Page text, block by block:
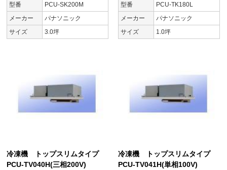
型番
PCU-SK200M
メーカー
パナソニック
サイズ
3.0坪
型番
PCU-TK180L
メーカー
パナソニック
サイズ
1.0坪
冷凍機 トップスリムタイプ
PCU-TV040H(三相200V)
冷凍機 トップスリムタイプ
PCU-TV041H(単相100V)